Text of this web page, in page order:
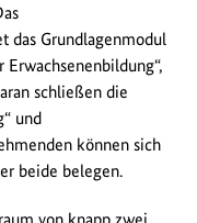
das Grundlagenmodul
schließen die
und
können sich
beide belegen.
von knapp zwei